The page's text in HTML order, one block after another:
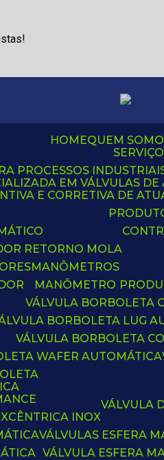
HOME QUEM
PROCESSOS
EM VÁLVULAS
E CORRETIVA DE
RETORNO MOLA
MANÔMETROS
MANÔMETRO
VÁLVULA BORBOLETA
BORBOLETA LUG
VÁLVULA BORBOLETA
WAFER AUTOMÁTICA
INOX
VÁLVULA
VÁLVULAS ESFERA
VÁLVULA ESFERA